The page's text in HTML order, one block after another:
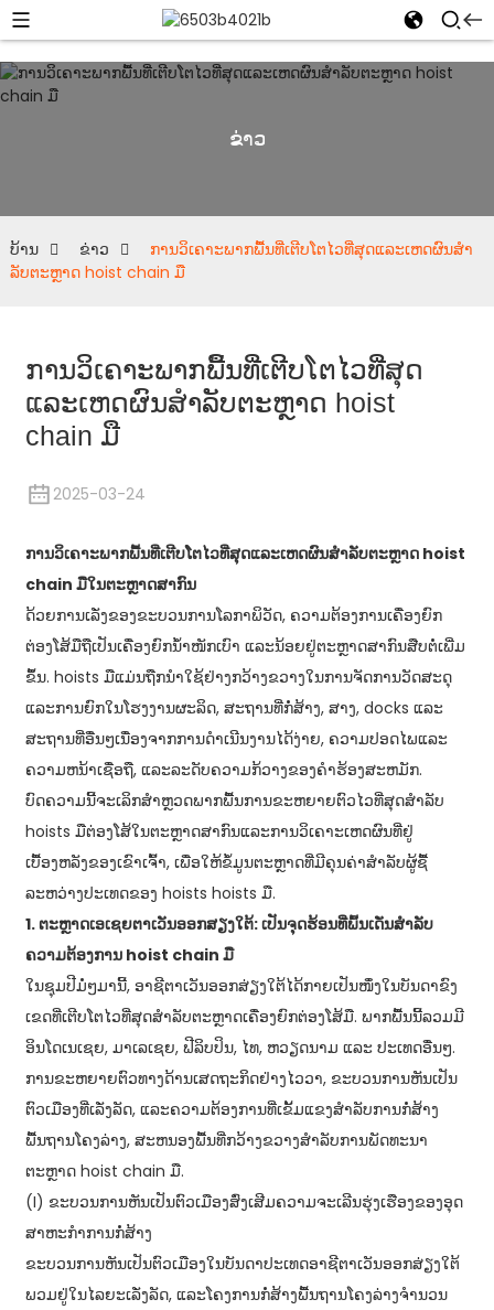
ຂ່າວ
ບ້ານ ຂ່າວ
ການວິເຄາະພາກພື້ນທີ່ເຕີບໂຕໄວທີ່ສຸດແລະເຫດຜົນສໍາ
ລັບຕະຫຼາດ hoist chain ມື
ການວິເຄາະພາກພື້ນທີ່ເຕີບໂຕໄວທີ່ສຸດ
ແລະເຫດຜົນສໍາລັບຕະຫຼາດ hoist
chain ມື
2025-03-24
ການວິເຄາະພາກພື້ນທີ່ເຕີບໂຕໄວທີ່ສຸດແລະເຫດຜົນສໍາລັບຕະຫຼາດ hoist
chain ມືໃນຕະຫຼາດສາກົນ
ດ້ວຍ​ການ​ເລັ່ງ​ຂອງ​ຂະ​ບວນ​ການ​ໂລກາ​ພິ​ວັດ, ຄວາມ​ຕ້ອງ​ການ​ເຄື່ອງ​ຍົກ​
ຕ່ອງ​ໂສ້​ມື​ຖື​ເປັນ​ເຄື່ອງ​ຍົກ​ນ້ຳ​ໜັກ​ເບົາ ແລະ​ນ້ອຍ​ຢູ່​ຕະ​ຫຼາດ​ສາ​ກົນ​ສືບ​ຕໍ່​ເພີ່ມ​
ຂຶ້ນ. hoists ມືແມ່ນຖືກນໍາໃຊ້ຢ່າງກວ້າງຂວາງໃນການຈັດການວັດສະດຸ
ແລະການຍົກໃນໂຮງງານຜະລິດ, ສະຖານທີ່ກໍ່ສ້າງ, ສາງ, docks ແລະ
ສະຖານທີ່ອື່ນໆເນື່ອງຈາກການດໍາເນີນງານໄດ້ງ່າຍ, ຄວາມປອດໄພແລະ
ຄວາມຫນ້າເຊື່ອຖື, ແລະລະດັບຄວາມກ້ວາງຂອງຄໍາຮ້ອງສະຫມັກ.
ບົດຄວາມນີ້ຈະເລິກສໍາຫຼວດພາກພື້ນການຂະຫຍາຍຕົວໄວທີ່ສຸດສໍາລັບ
hoists ມືຕ່ອງໂສ້ໃນຕະຫຼາດສາກົນແລະການວິເຄາະເຫດຜົນທີ່ຢູ່
ເບື້ອງຫລັງຂອງເຂົາເຈົ້າ, ເພື່ອໃຫ້ຂໍ້ມູນຕະຫຼາດທີ່ມີຄຸນຄ່າສໍາລັບຜູ້ຊື້
ລະຫວ່າງປະເທດຂອງ hoists hoists ມື.
1. ຕະຫຼາດເອເຊຍຕາເວັນອອກສຽງໃຕ້: ເປັນຈຸດຮ້ອນທີ່ພົ້ນເດັ່ນສໍາລັບ
ຄວາມຕ້ອງການ hoist chain ມື
​ໃນ​ຊຸມ​ປີ​ມໍ່ໆ​ມາ​ນີ້, ອາຊີ​ຕາ​ເວັນ​ອອກ​ສ່ຽງ​ໃຕ້​ໄດ້​ກາຍ​ເປັນ​ໜຶ່ງ​ໃນ​ບັນດາ​ຂົງ​
ເຂດ​ທີ່​ເຕີບ​ໂຕ​ໄວ​ທີ່​ສຸດ​ສຳລັບ​ຕະຫຼາດ​ເຄື່ອງ​ຍົກ​ຕ່ອງ​ໂສ້​ມື. ພາກພື້ນນີ້ລວມມີ
ອິນໂດເນເຊຍ, ມາເລເຊຍ, ຟີລິບປິນ, ໄທ, ຫວຽດນາມ ແລະ ປະເທດອື່ນໆ.
ການຂະຫຍາຍຕົວທາງດ້ານເສດຖະກິດຢ່າງໄວວາ, ຂະບວນການຫັນເປັນ
ຕົວເມືອງທີ່ເລັ່ງລັດ, ແລະຄວາມຕ້ອງການທີ່ເຂັ້ມແຂງສໍາລັບການກໍ່ສ້າງ
ພື້ນຖານໂຄງລ່າງ, ສະຫນອງພື້ນທີ່ກວ້າງຂວາງສໍາລັບການພັດທະນາ
ຕະຫຼາດ hoist chain ມື.
(I) ຂະບວນການຫັນເປັນຕົວເມືອງສົ່ງເສີມຄວາມຈະເລີນຮຸ່ງເຮືອງຂອງອຸດ
ສາຫະກໍາການກໍ່ສ້າງ
ຂະ​ບວນການ​ຫັນ​ເປັນ​ຕົວ​ເມືອງ​ໃນ​ບັນດາ​ປະ​ເທດ​ອາຊີ​ຕາ​ເວັນ​ອອກ​ສ່ຽງ​ໃຕ້​
ພວມ​ຢູ່​ໃນ​ໄລຍະ​ເລັ່ງລັດ, ​ແລະ​ໂຄງການ​ກໍ່ສ້າງ​ພື້ນຖານ​ໂຄງ​ລ່າງ​ຈຳນວນ​